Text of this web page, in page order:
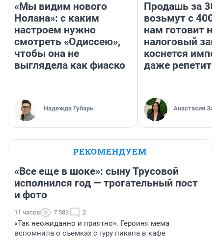
«Мы видим нового
Нолана»: с каким
настроем нужно
смотреть «Одиссею»,
чтобы она не
выглядела как фиаско
Надежда Губарь
Продашь за
возьмут с
нам готовит
налоговый
коснется
даже
Анастасия
РЕКОМЕНДУЕМ
«Все еще в шоке»: сыну Трусовой
исполнился год — трогательный пост
и фото
11 часов 7 583 2
«Так неожиданно и приятно». Героиня мема
вспомнила о съемках с гуру пикапа в кафе